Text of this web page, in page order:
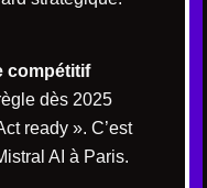
compétitif
dès 2025
ready ». C’est
AI à Paris.